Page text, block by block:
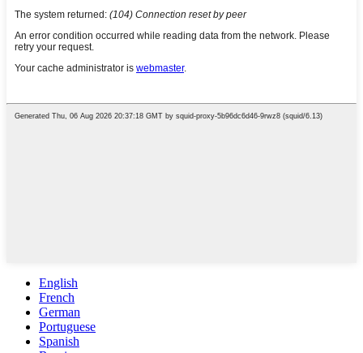
English
French
German
Portuguese
Spanish